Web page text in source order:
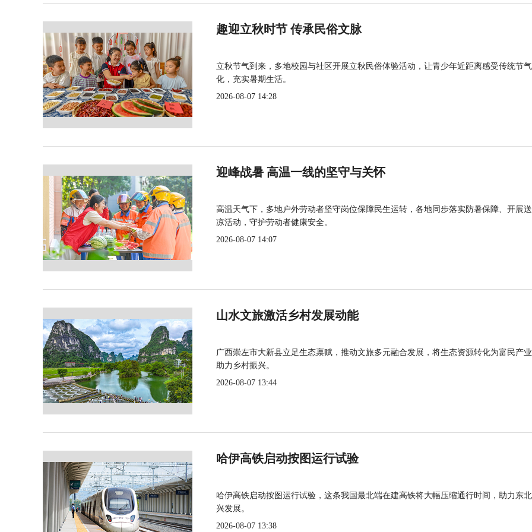
趣迎立秋时节 传承民俗文脉
立秋节气到来，多地校园与社区开展立秋民俗体验活动，让青少年近距离感受传统节
化，充实暑期生活。
2026-08-07 14:28
迎峰战暑 高温一线的坚守与关怀
高温天气下，多地户外劳动者坚守岗位保障民生运转，各地同步落实防暑保障、开展
凉活动，守护劳动者健康安全。
2026-08-07 14:07
山水文旅激活乡村发展动能
广西崇左市大新县立足生态禀赋，推动文旅多元融合发展，将生态资源转化为富民产
助力乡村振兴。
2026-08-07 13:44
哈伊高铁启动按图运行试验
哈伊高铁启动按图运行试验，这条我国最北端在建高铁将大幅压缩通行时间，助力东
兴发展。
2026-08-07 13:38